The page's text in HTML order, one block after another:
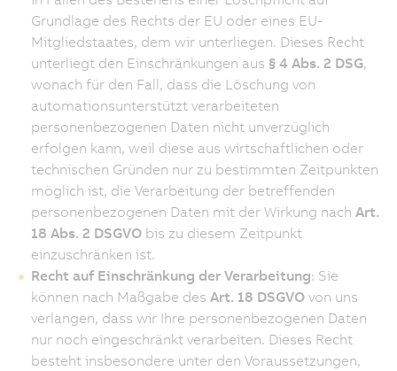
Grundlage des Rechts der EU oder eines EU-
Mitgliedstaates, dem wir unterliegen. Dieses Recht
unterliegt den Einschränkungen aus § 4 Abs. 2 DSG,
wonach für den Fall, dass die Löschung von
automationsunterstützt verarbeiteten
personenbezogenen Daten nicht unverzüglich
erfolgen kann, weil diese aus wirtschaftlichen oder
technischen Gründen nur zu bestimmten Zeitpunkten
möglich ist, die Verarbeitung der betreffenden
personenbezogenen Daten mit der Wirkung nach Art.
18 Abs. 2 DSGVO bis zu diesem Zeitpunkt
einzuschränken ist.
Recht auf Einschränkung der Verarbeitung: Sie
können nach Maßgabe des Art. 18 DSGVO von uns
verlangen, dass wir Ihre personenbezogenen Daten
nur noch eingeschränkt verarbeiten. Dieses Recht
besteht insbesondere unter den Voraussetzungen,